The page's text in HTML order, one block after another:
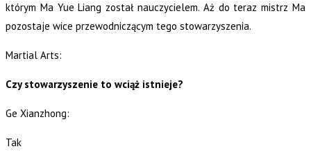
którym Ma Yue Liang został nauczycielem. Aż do teraz mistrz Ma
pozostaje wice przewodniczącym tego stowarzyszenia.
Martial Arts:
Czy stowarzyszenie to wciąż istnieje?
Ge Xianzhong:
Tak